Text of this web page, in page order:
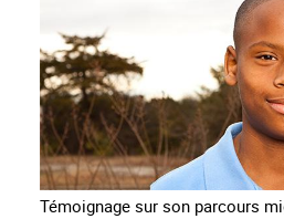
Témoignage sur son parcours